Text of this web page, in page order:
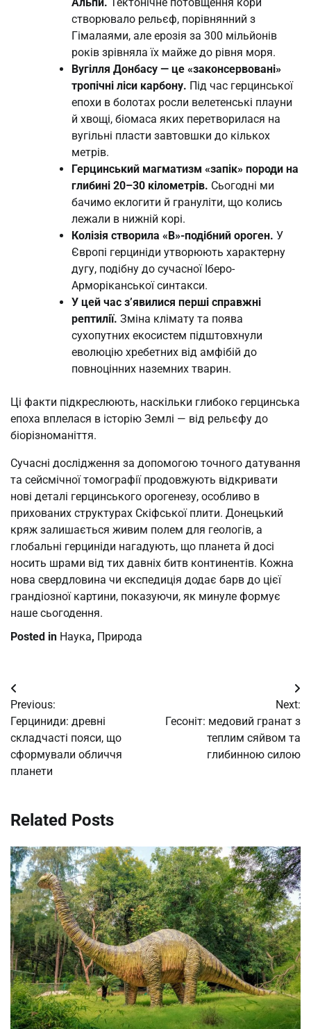
створювало рельєф, порівнянний з
Гімалаями, але ерозія за 300 мільйонів
років зрівняла їх майже до рівня моря.
Вугілля Донбасу — це «законсервовані»
тропічні ліси карбону. Під час герцинської
епохи в болотах росли велетенські плауни
й хвощі, біомаса яких перетворилася на
вугільні пласти завтовшки до кількох
метрів.
Герцинський магматизм «запік» породи на
глибині 20–30 кілометрів. Сьогодні ми
бачимо еклогити й грануліти, що колись
лежали в нижній корі.
Колізія створила «В»-подібний ороген. У
Європі герциніди утворюють характерну
дугу, подібну до сучасної Іберо-
Арморіканської синтакси.
У цей час з’явилися перші справжні
рептилії. Зміна клімату та поява
сухопутних екосистем підштовхнули
еволюцію хребетних від амфібій до
повноцінних наземних тварин.
Ці факти підкреслюють, наскільки глибоко герцинська
епоха вплелася в історію Землі — від рельєфу до
біорізноманіття.
Сучасні дослідження за допомогою точного датування
та сейсмічної томографії продовжують відкривати
нові деталі герцинського орогенезу, особливо в
прихованих структурах Скіфської плити. Донецький
кряж залишається живим полем для геологів, а
глобальні герциніди нагадують, що планета й досі
носить шрами від тих давніх битв континентів. Кожна
нова свердловина чи експедиція додає барв до цієї
грандіозної картини, показуючи, як минуле формує
наше сьогодення.
Posted in Наука, Природа
Post
navigation
Previous:
Герциниди: древні
складчасті пояси, що
сформували обличчя
планети
Next:
Гесоніт: медовий гранат з
теплим сяйвом та
глибинною силою
Related Posts